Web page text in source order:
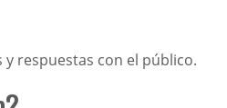
respuestas con el público.